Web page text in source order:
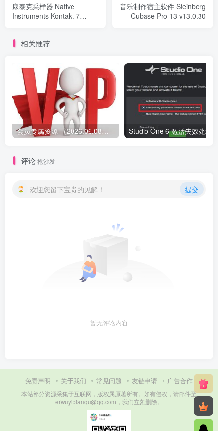
康泰克采样器 Native
Instruments Kontakt 7
音乐制作宿主软件 Steinberg
Cubase Pro 13 v13.0.30
相关推荐
会员专属资源 （2026.06.08更新）
评论 抢沙发
欢迎您留下宝贵的见解！ 提交
暂无评论内容
免责声明 关于我们 常见问题 友链申请 广告合作
本站部分资源采集于互联网，版权属原著所有。如有侵权，请邮件至
erwuyibianqu@qq.com，我们立刻删除。